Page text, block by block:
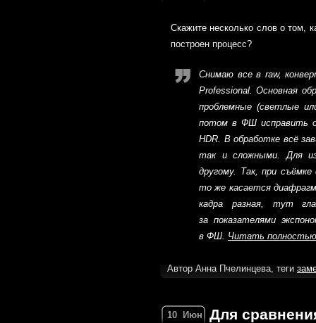
Скажите несколько слов о том,
построен процесс?
Снимаю все в raw,
Professional. Основная
проблемные (светлые
потом в ФШ исправить
HDR. В обработке всё
так и сложными. Для
другому. Так, при
то же касается
кадра разная, тут
за показателями
в ФШ. Читать
Автор Анна Пчелинцева, теги
10 Июн Для